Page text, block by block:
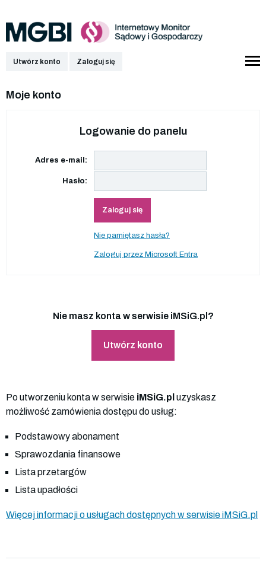
Utwórz konto Zaloguj się
Moje konto
Logowanie do panelu
Adres e-mail:
Hasło:
Zaloguj się
Nie pamiętasz hasła?
Zaloguj przez Microsoft Entra
Nie masz konta w serwisie iMSiG.pl?
Utwórz konto
Po utworzeniu konta w serwisie iMSiG.pl uzyskasz
możliwość zamówienia dostępu do usług:
Podstawowy abonament
Sprawozdania finansowe
Lista przetargów
Lista upadłości
Więcej informacji o usługach dostępnych w serwisie iMSiG.pl